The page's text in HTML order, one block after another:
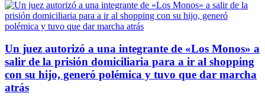
Un juez autorizó a una integrante de «Los Monos» a
salir de la prisión domiciliaria para a ir al shopping
con su hijo, generó polémica y tuvo que dar marcha
atrás